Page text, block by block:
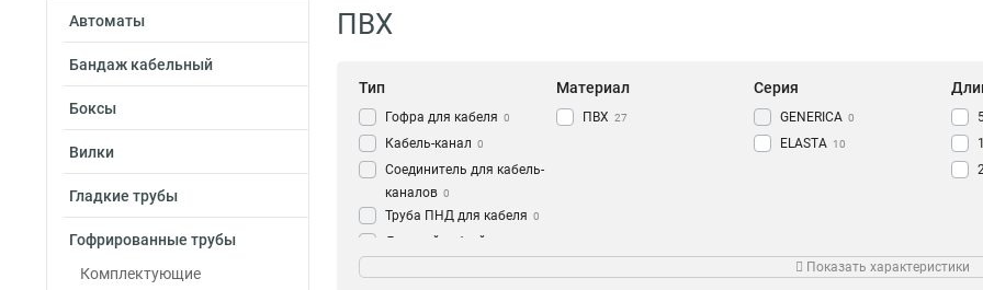
Автоматы
Бандаж кабельный
Боксы
Вилки
Гладкие трубы
Гофрированные трубы
Комплектующие
ПВХ
Тип
Гофра для кабеля 0
Кабель-канал 0
Соединитель для кабель-
каналов 0
Труба ПНД для кабеля 0
Дверной гибкий переход
Материал
ПВХ 27
Серия
GENERICA 0
ELASTA 10
Сосна 3
Показать характеристики